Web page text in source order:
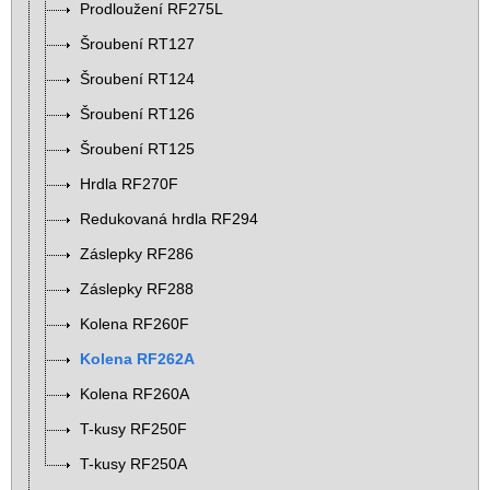
Prodloužení RF275L
Šroubení RT127
Šroubení RT124
Šroubení RT126
Šroubení RT125
Hrdla RF270F
Redukovaná hrdla RF294
Záslepky RF286
Záslepky RF288
Kolena RF260F
Kolena RF262A
Kolena RF260A
T-kusy RF250F
T-kusy RF250A